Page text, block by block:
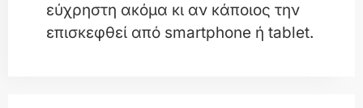
εύχρηστη ακόμα κι αν κάποιος την
επισκεφθεί από smartphone ή tablet.